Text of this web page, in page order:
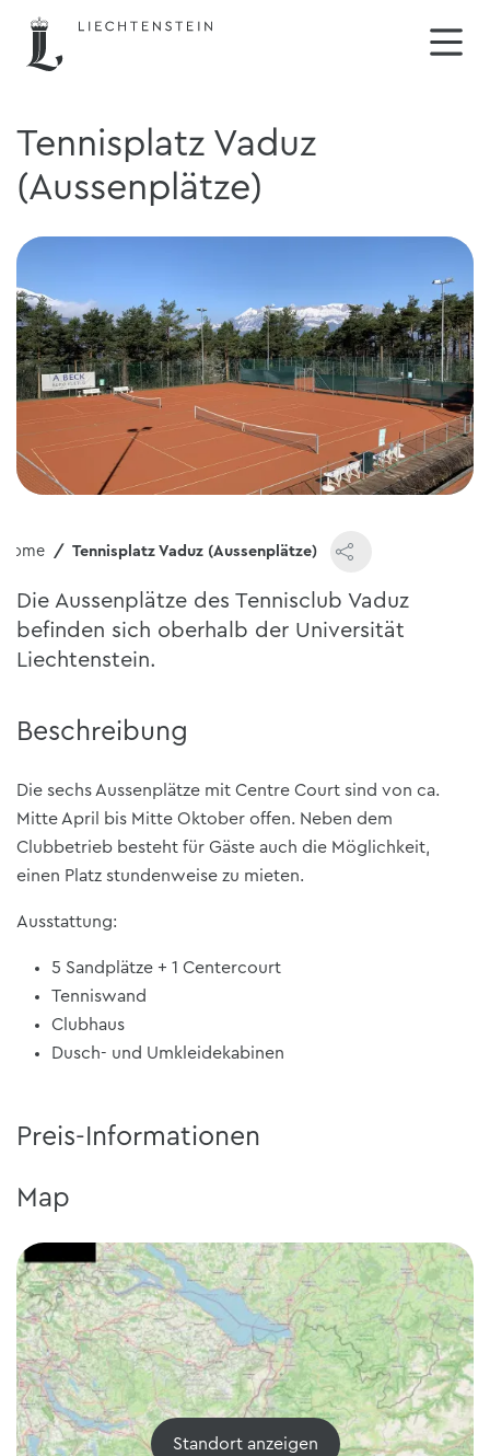
Tennisplatz Vaduz
(Aussenplätze)
Home Tennisplatz Vaduz (Aussenplätze)
Die Aussenplätze des Tennisclub Vaduz
befinden sich oberhalb der Universität
Liechtenstein.
Beschreibung
Die sechs Aussenplätze mit Centre Court sind von ca.
Mitte April bis Mitte Oktober offen. Neben dem
Clubbetrieb besteht für Gäste auch die Möglichkeit,
einen Platz stundenweise zu mieten.
Ausstattung:
5 Sandplätze + 1 Centercourt
Tenniswand
Clubhaus
Dusch- und Umkleidekabinen
Preis-Informationen
Map
Standort anzeigen